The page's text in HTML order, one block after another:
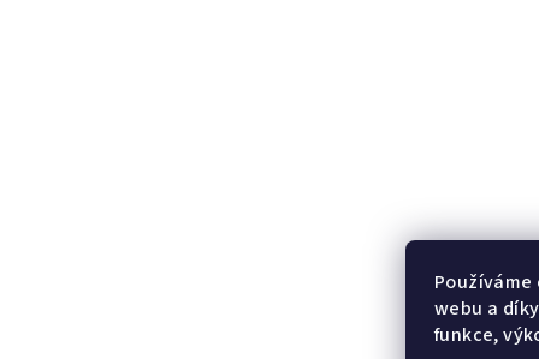
webu a
funkce,